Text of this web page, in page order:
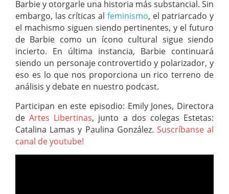
Barbie y otorgarle una historia más substancial. Sin
embargo, las críticas al feminismo, el patriarcado y
el machismo siguen siendo pertinentes, y el futuro
de Barbie como un ícono cultural sigue siendo
incierto. En última instancia, Barbie continuará
siendo un personaje controvertido y polarizador, y
eso es lo que nos proporciona un rico terreno de
análisis y debate en nuestro podcast.
Participan en este episodio: Emily Jones, Directora
deArtes Libertinas, junto a dos colegas Estetas:
Catalina Lamas y Paulina González. Suscríbanse al
canal de youtube!